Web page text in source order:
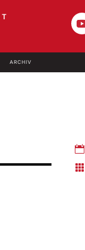
ARCHIV

